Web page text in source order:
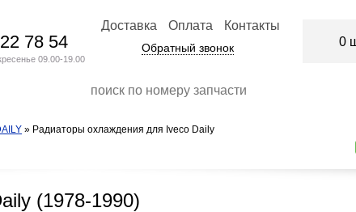
» Радиаторы охлаждения для Iveco Daily
(1978-1990)
78 54
09.00-19.00
Доставка Оплата Контакты
Обратный звонок 0